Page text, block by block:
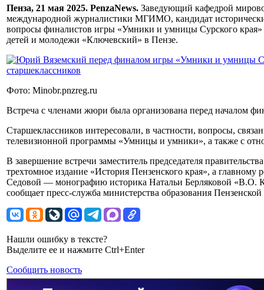
Пенза, 21 мая 2025. PenzaNews. Заведующий кафедрой
международной журналистики МГИМО, кандидат
вопросы финалистов игры «Умники и умницы Сурского
детей и молодежи «Ключевский» в Пензе.
Фото: Minobr.pnzreg.ru
Встреча с членами жюри была организована перед началом
Старшеклассников интересовали, в частности, вопросы,
телевизионной программы «Умницы и умники», а также с
В завершение встречи заместитель председателя
трехтомное издание «История Пензенского края», а
Седовой — монографию историка Натальи Берляковой «В.О.
сообщает пресс-служба министерства образования Пензенской
Нашли ошибку в тексте?
Выделите ее и нажмите Ctrl+Enter
Сообщить новость